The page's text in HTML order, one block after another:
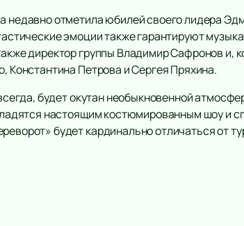
недавно отметила юбилей своего лидера
эмоции также гарантируют
директор группы Владимир Сафронов и,
Константина Петрова и Сергея Пряхина.
будет окутан необыкновенной
настоящим костюмированным шоу и
будет кардинально отличаться от